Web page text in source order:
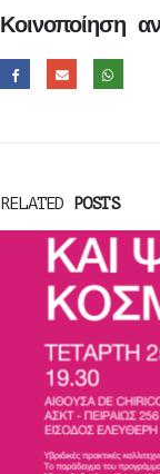
Κοινοποίηση
RELATED POSTS